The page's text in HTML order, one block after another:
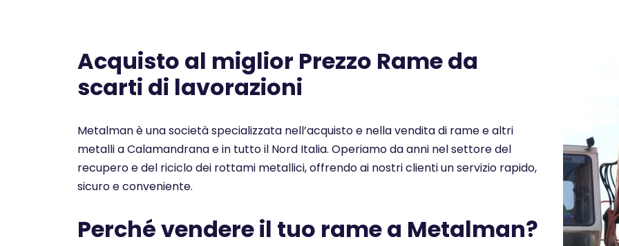
Acquisto al miglior Prezzo Rame da
scarti di lavorazioni
Metalman è una società specializzata nell’acquisto e nella vendita di rame e altri
metalli a Calamandrana e in tutto il Nord Italia. Operiamo da anni nel settore del
recupero e del riciclo dei rottami metallici, offrendo ai nostri clienti un servizio rapido,
sicuro e conveniente.
Perché vendere il tuo rame a Metalman?